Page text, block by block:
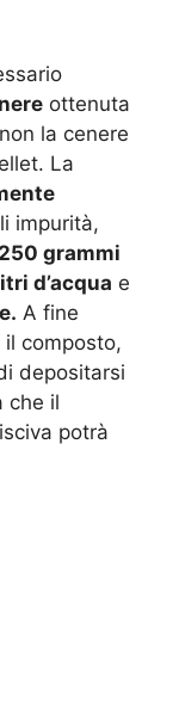
ottenuta
la cenere
La
impurità,
250 grammi
d’acqua e
A fine
composto,
depositarsi
che il
potrà